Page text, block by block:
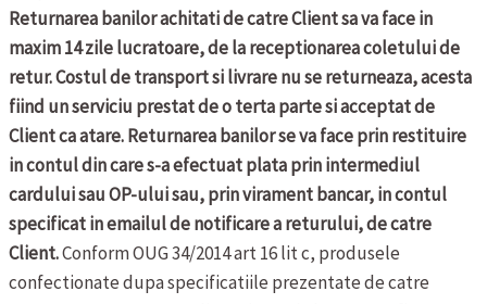
Returnarea banilor achitati de catre Client sa va face in
maxim 14 zile lucratoare, de la receptionarea coletului de
retur. Costul de transport si livrare nu se returneaza, acesta
fiind un serviciu prestat de o terta parte si acceptat de
Client ca atare. Returnarea banilor se va face prin restituire
in contul din care s-a efectuat plata prin intermediul
cardului sau OP-ului sau, prin virament bancar, in contul
specificat in emailul de notificare a returului, de catre
Client.Conform OUG 34/2014 art 16 lit c, produsele
confectionate dupa specificatiile prezentate de catre